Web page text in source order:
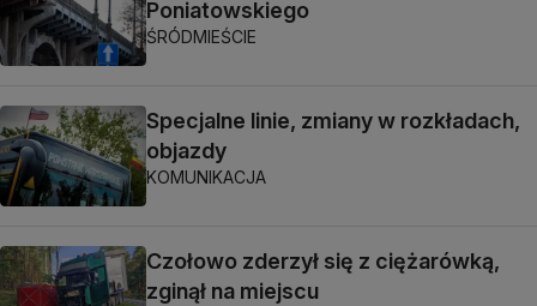
Poniatowskiego
ŚRÓDMIEŚCIE
Specjalne linie, zmiany w rozkładach,
objazdy
KOMUNIKACJA
Czołowo zderzył się z ciężarówką,
zginął na miejscu